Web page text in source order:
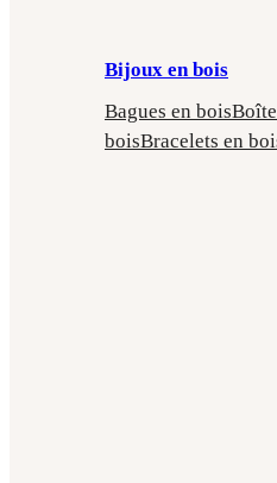
Bijoux en bois
Bagues en bois
boisBracelets en